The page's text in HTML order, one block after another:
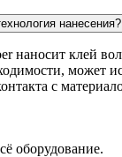
нанесения?
наносит клей
может
с
оборудование.